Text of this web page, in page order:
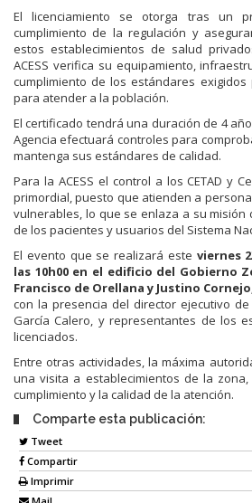
El licenciamiento se otorga tras un
cumplimiento de la regulación y
estos establecimientos de salud
ACESS verifica su equipamiento,
cumplimiento de los estándares
para atender a la población.
El certificado tendrá una duración de 4
Agencia efectuará controles para
mantenga sus estándares de calidad.
Para la ACESS el control a los CETAD y
primordial, puesto que atienden a
vulnerables, lo que se enlaza a su misión
de los pacientes y usuarios del Sistema
El evento que se realizará este viernes
las 10h00 en el edificio del Gobierno
Francisco de Orellana y Justino
con la presencia del director ejecutivo de
García Calero, y representantes de los
licenciados.
Entre otras actividades, la máxima
una visita a establecimientos de la
cumplimiento y la calidad de la atención.
Comparte esta publicación:
Tweet
Compartir
Imprimir